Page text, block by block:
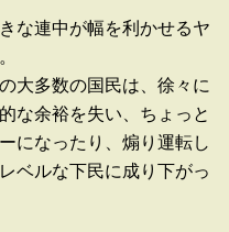
な連中が幅を利かせるヤ
大多数の国民は、徐々に
な余裕を失い、ちょっと
になったり、煽り運転し
ベルな下民に成り下がっ